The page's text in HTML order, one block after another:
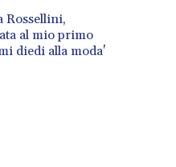
Rossellini,
al mio primo
diedi alla moda'